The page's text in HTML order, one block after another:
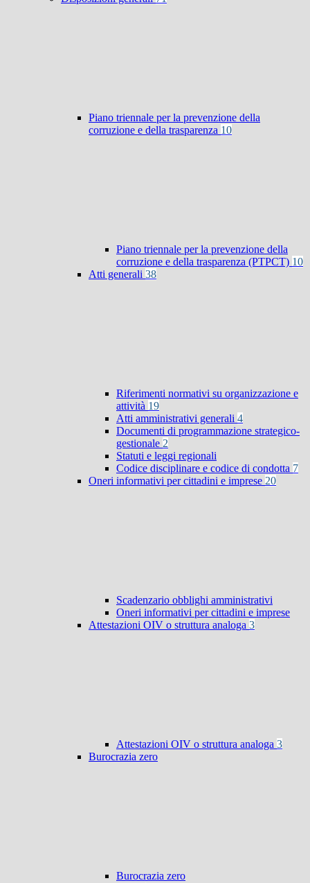
Piano triennale per la prevenzione della
corruzione e della trasparenza 10
Piano triennale per la prevenzione della
corruzione e della trasparenza (PTPCT) 10
Atti generali 38
Riferimenti normativi su organizzazione e
attività 19
Atti amministrativi generali 4
Documenti di programmazione strategico-
gestionale 2
Statuti e leggi regionali
Codice disciplinare e codice di condotta 7
Oneri informativi per cittadini e imprese 20
Scadenzario obblighi amministrativi
Oneri informativi per cittadini e imprese
Attestazioni OIV o struttura analoga 3
Attestazioni OIV o struttura analoga 3
Burocrazia zero
Burocrazia zero